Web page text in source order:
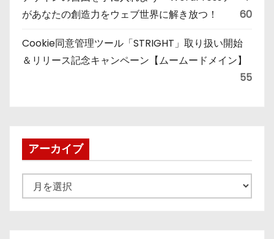
があなたの創造力をウェブ世界に解き放つ！
60
Cookie同意管理ツール「STRIGHT」取り扱い開始
＆リリース記念キャンペーン【ムームードメイン】
55
アーカイブ
ー